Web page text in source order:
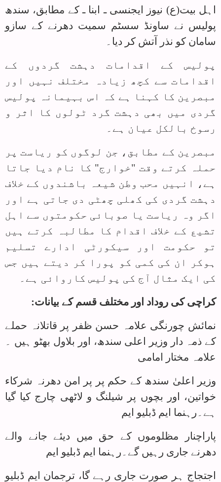
اہل بیت(ع) نیوز ایجنسی ـ ابنا ـ کے مطابق، سندھ
پولیس نے ساونڈ سسٹم سمیت دھرنے کے سازو
سامان کو نذر آتش کر دیا۔
پولیس کے اقدامات دہشت گردوں کے
اقدامات سے کچھ زیادہ مختلف نہیں اور
مبصرین کا کہنا ہے کہ اس بہیمانہ پولیس
گردی میں بھی دہشت گرد ٹولوں کا اثر و
رسوخ بالکل عیان ہے۔
مبصرین کے مطابق، جن لوگوں کو ریاست پر
حملہ کرتے وقت "خوارج" کا نام دیا جاتا
ہے، انہیں محب وطن شیعہ باشندوں کے خلاف
دہشت گردی کی کھلی چھٹی دی جاتی ہے اور
اگر وہ ریاست یا صوبائی حکومتوں سے اہل
تشیع کے خلاف اقدام کا مطالبہ کرتے ہیں
تو حکومت اور سیکورٹی ادارے تسلیم
ہوکر ان کی کمی کو پورا کر دیتے ہیں جس
کی ایک مثال آج کی پولیس کاروائی ہے۔
کراچی کی روداد اور مختلف قسم کے بیانات:
نمائش چورنگی علامہ حسن ظفر پر قاتلانہ حملے
کے ذمہ دار وزیر اعلی سندھ، اور بلاول بھٹو ہیں ۔
علامہ مختار امامی
وزیر اعلیٰ سندھ کے حکم پر پر امن دھرنہ شرکاء
خواتین، اور بچوں پر شیلنگ و لاٹھی چارج کیا گیا
ہے۔رہنما ایم ڈبلیو ایم
پاراچنار مظلوموں کے حق میں دیئے جانے والے
دھرنے جاری رہیں گے۔رہنما ایم ڈبلیو ایم
اجتجاج ہر صورت جاری رہے گا، ترجمان ایم ڈبلیو